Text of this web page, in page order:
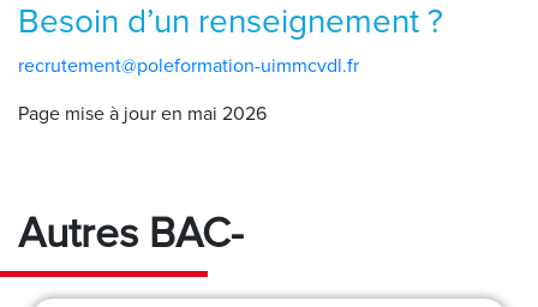
Besoin d’un renseignement ?
recrutement@poleformation-uimmcvdl.fr
Page mise à jour en mai 2026
Autres BAC-